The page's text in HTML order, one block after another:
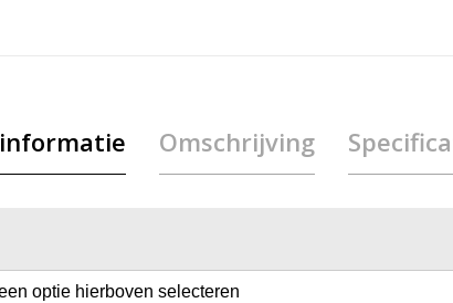
Omschrijving
optie hierboven selecteren